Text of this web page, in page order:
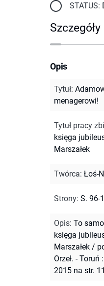
STATUS:
Opis
Tytuł:
menagerowi!
Tytuł pracy
księga
Marszałek
Twórca: Łoś-
Strony: S. 96-
Opis: To
księga
Marszałek /
Orzeł. -
2015 na str.